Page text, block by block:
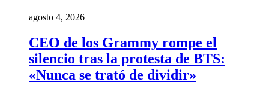
agosto 4, 2026
CEO de los Grammy rompe el
silencio tras la protesta de BTS:
«Nunca se trató de dividir»